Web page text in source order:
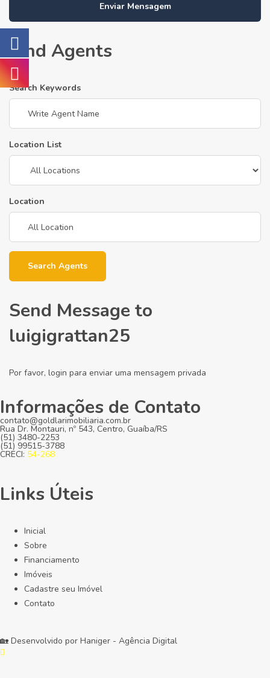
Enviar Mensagem
Find Agents
Search Keywords
Location List
Location
Search Agents
Send Message to
luigigrattan25
Por favor, login para enviar uma mensagem privada
Informações de Contato
contato@goldlarimobiliaria.com.br
Rua Dr. Montauri, nº 543, Centro, Guaíba/RS
(51) 3480-2253
(51) 99515-3788
CRECI: 54-268
Links Úteis
Inicial
Sobre
Financiamento
Imóveis
Cadastre seu Imóvel
Contato
🏡 Desenvolvido por Haniger - Agência Digital